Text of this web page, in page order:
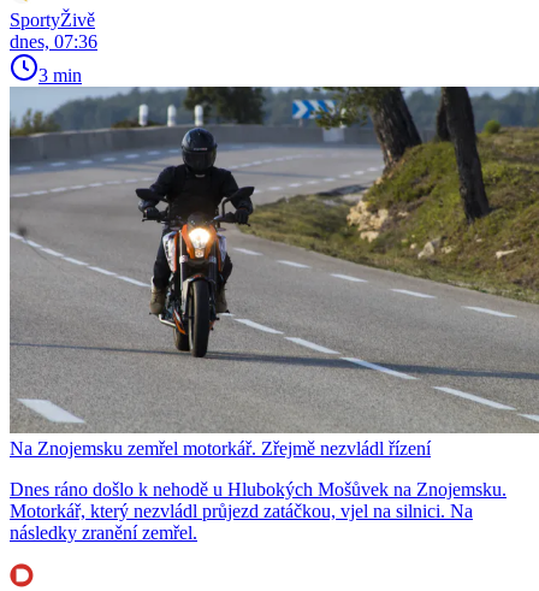
SportyŽivě
dnes, 07:36
3 min
Na Znojemsku zemřel motorkář. Zřejmě nezvládl řízení
Dnes ráno došlo k nehodě u Hlubokých Mošůvek na Znojemsku.
Motorkář, který nezvládl průjezd zatáčkou, vjel na silnici. Na
následky zranění zemřel.